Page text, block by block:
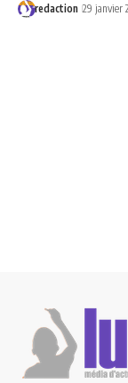
redaction 29 janvier